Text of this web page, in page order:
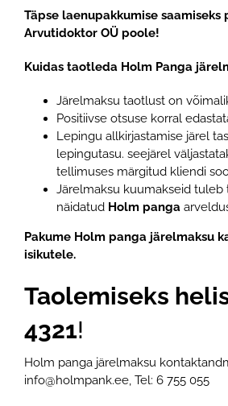
Täpse laenupakkumise saamiseks
Arvutidoktor OÜ poole!
Kuidas taotleda Holm Panga
Järelmaksu taotlust on
Positiivse otsuse korral
Lepingu allkirjastamise järel
lepingutasu. seejärel
tellimuses märgitud kliendi
Järelmaksu kuumakseid tuleb
näidatud Holm panga
Pakume Holm panga järelmaksu
isikutele.
Taolemiseks
4321!
Holm panga järelmaksu
info@holmpank.ee, Tel: 6 755 055